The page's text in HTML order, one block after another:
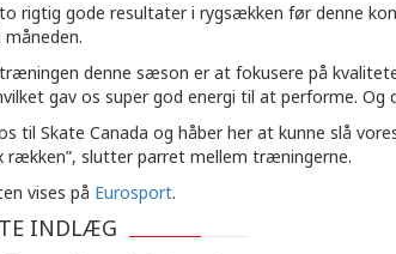
rigtig gode resultater i rygsækken før denne
denne sæson er at fokusere på
gav os super god energi til at performe.
til Skate Canada og håber her at kunne slå
rækken”, slutter parret mellem træningerne.
vises på Eurosport.
INDLÆG